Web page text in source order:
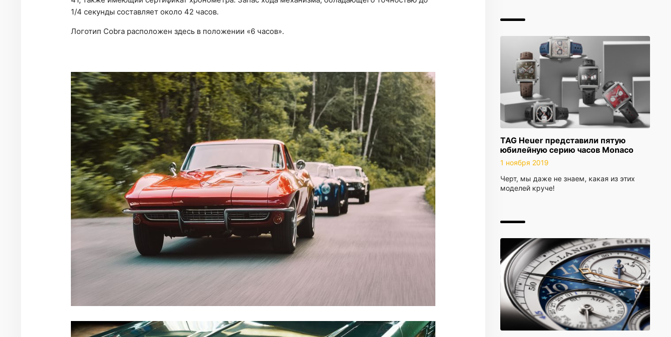
TAG Heuer представили пятую
юбилейную серию часов Monaco
1 ноября 2019
Черт, мы даже не знаем, какая из этих
моделей круче!
1/4 секунды составляет около 42 часов.
Логотип Cobra расположен здесь в положении «6 часов».